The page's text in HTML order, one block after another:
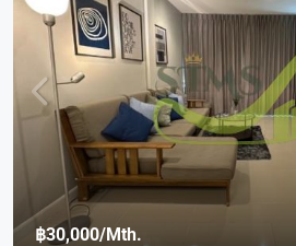
฿30,000/Mth.